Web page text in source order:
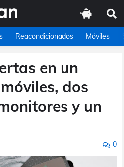
Reacondicionados Móviles
en un
dos
y un
0